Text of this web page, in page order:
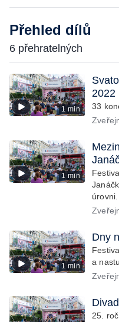
Přehled dílů
6 přehratelných
1 min
2022
33
1 min
úrovni.
1 min
Dny
a
25.